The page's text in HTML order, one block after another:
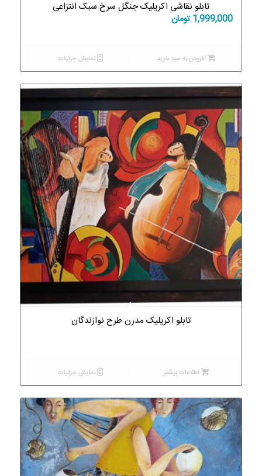
تابلو نقاشی اکریلیک جنگل سرخ سبک انتزاعی
1,999,000 تومان
افزودن به سبد خرید نمایش جزئیات
تابلو اکریلیک مدرن طرح نوازندگان
اطلاعات بیشتر نمایش جزئیات